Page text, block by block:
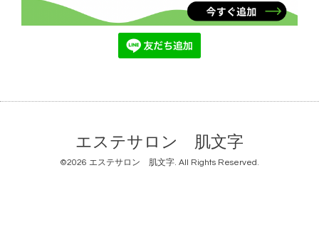
エステサロン 肌文字
©2026 エステサロン 肌文字. All Rights Reserved.